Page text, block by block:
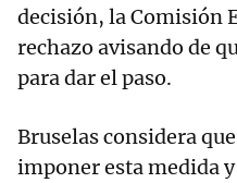
decisión, la Comisión
rechazo avisando de
para dar el paso.
Bruselas considera
imponer esta medida